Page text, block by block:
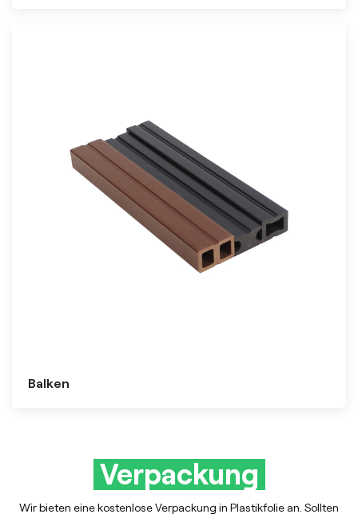
Balken
Verpackung
Wir bieten eine kostenlose Verpackung in Plastikfolie an. Sollten